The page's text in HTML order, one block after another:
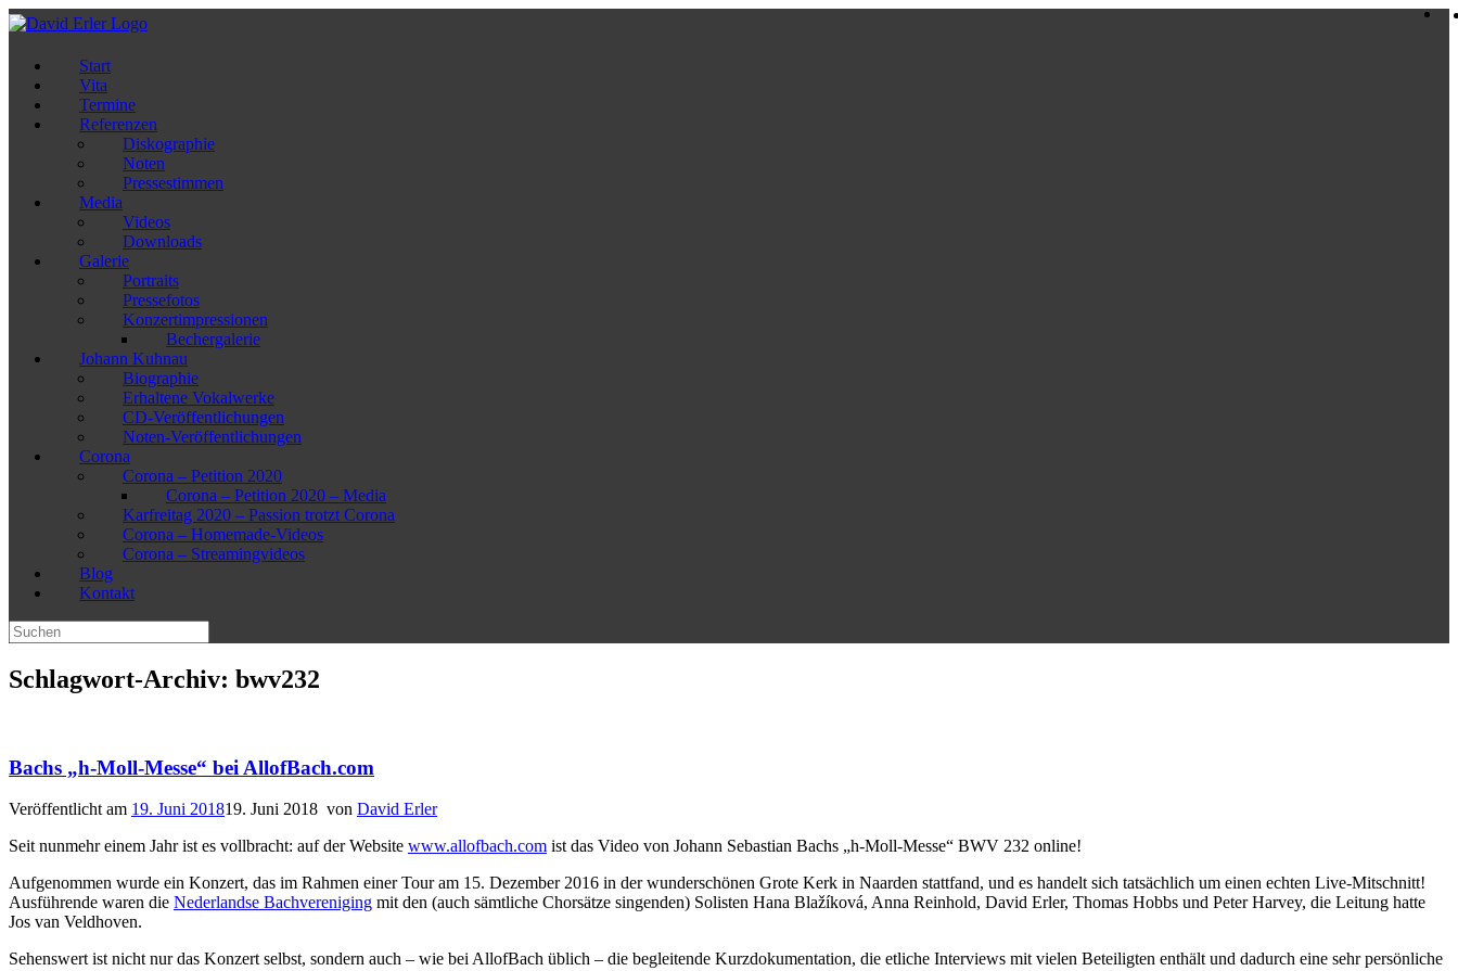
Zum
Inhalt
Start
Vita
Termine
Referenzen
Diskographie
Noten
Pressestimmen
Media
Videos
Downloads
Galerie
Portraits
Pressefotos
Konzertimpressionen
Bechergalerie
Johann Kuhnau
Biographie
Erhaltene Vokalwerke
CD-Veröffentlichungen
Noten-Veröffentlichungen
Corona
Corona – Petition 2020
Corona – Petition 2020 – Media
Karfreitag 2020 – Passion trotzt Corona
Corona – Homemade-Videos
Corona – Streamingvideos
Blog
Kontakt
Suchen
nach:
Schlagwort-Archiv: bwv232
Bachs „h-Moll-Messe“ bei AllofBach.com
Veröffentlicht am 19. Juni 201819. Juni 2018 von David Erler
Seit nunmehr einem Jahr ist es vollbracht: auf der Website www.allofbach.com ist das Video von Johann Sebastian Bachs „h-Moll-Messe“ BWV 232 online!
Aufgenommen wurde ein Konzert, das im Rahmen einer Tour am 15. Dezember 2016 in der wunderschönen Grote Kerk in Naarden stattfand, und es handelt sich tatsächlich um einen echten Live-Mitschnitt!
Ausführende waren die Nederlandse Bachvereniging mit den (auch sämtliche Chorsätze singenden) Solisten Hana Blažíková, Anna Reinhold, David Erler, Thomas Hobbs und Peter Harvey, die Leitung hatte
Jos van Veldhoven.
Sehenswert ist nicht nur das Konzert selbst, sondern auch – wie bei AllofBach üblich – die begleitende Kurzdokumentation, die etliche Interviews mit vielen Beteiligten enthält und dadurch eine sehr persönliche